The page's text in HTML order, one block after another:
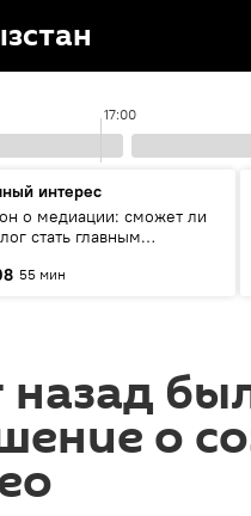
17:00
интерес
о медиации: сможет ли
стать главным
55 мин
назад
о